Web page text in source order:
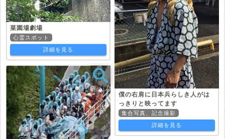
菜園場劇場
心霊スポット
詳細を見る
僕の右肩に日本兵らしき人がは
っきりと映ってます
集合写真、記念撮影
詳細を見る